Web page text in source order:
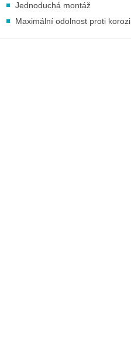
Jednoduchá montáž
Maximální odolnost proti korozi